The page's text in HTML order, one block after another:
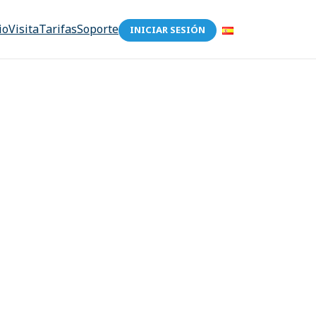
VisitaTarifasSoporte INICIAR SESIÓN